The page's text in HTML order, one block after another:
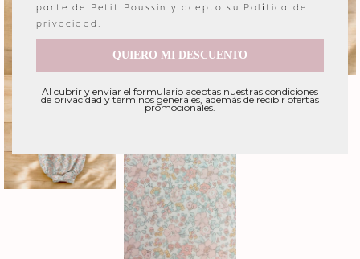
parte de Petit Poussin y acepto su Política de
privacidad .
QUIERO MI DESCUENTO
Al cubrir y enviar el formulario aceptas nuestras condiciones
de privacidad y términos generales, además de recibir ofertas
promocionales.